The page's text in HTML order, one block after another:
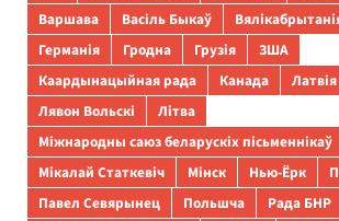
Варшава
Васіль Быкаў
Германія
Гродна Грузія
ЗША
Каардынацыйная рада
Канада
Латвія
Лявон Вольскі
Літва
Міжнародны саюз беларускіх пісьменнікаў
Мікалай Статкевіч
Мінск Нью-Ёрк
Павел Севярынец
Польшча Рада БНР